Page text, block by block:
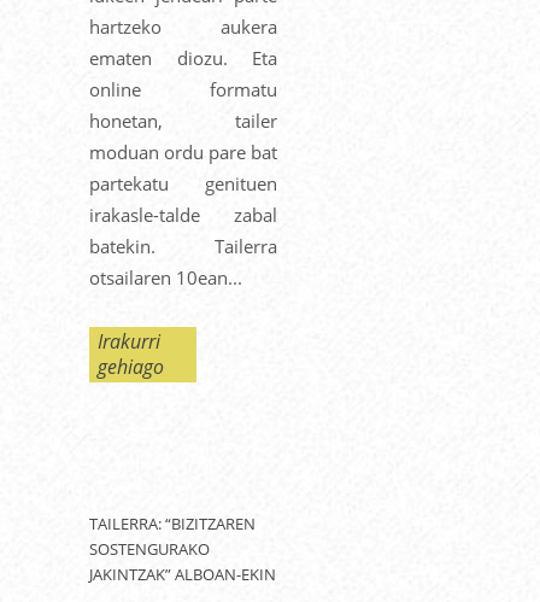
hartzeko aukera
ematen diozu. Eta
online formatu
honetan, tailer
moduan ordu pare bat
partekatu genituen
irakasle-talde zabal
batekin. Tailerra
otsailaren 10ean...
Irakurri
gehiago
TAILERRA: “BIZITZAREN
SOSTENGURAKO
JAKINTZAK” ALBOAN-EKIN